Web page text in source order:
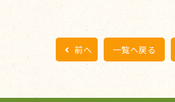
前へ 一覧へ戻る